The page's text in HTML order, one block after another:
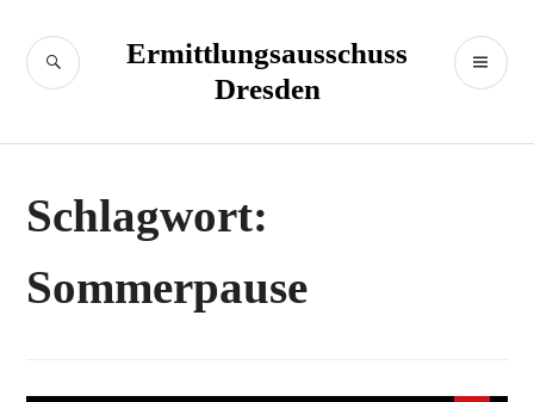
Inhalt
springen
Ermittlungsausschuss
Dresden
SUCHE
Schlagwort:
Sommerpause